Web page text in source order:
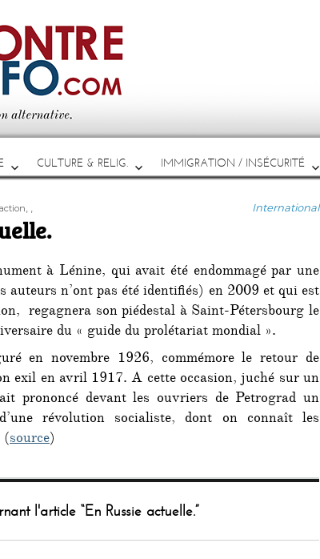
CULTURE & RELIG. IMMIGRATION / INSÉCURITÉ
Catégories
International
, ,
à Lénine, qui avait été endommagé par une
auteurs n’ont pas été identifiés) en 2009 et qui est
regagnera son piédestal à Saint-Pétersbourg le
du « guide du prolétariat mondial ».
en novembre 1926, commémore le retour de
exil en avril 1917. A cette occasion, juché sur un
prononcé devant les ouvriers de Petrograd un
révolution socialiste, dont on connaît les
(source)
l'article “En Russie actuelle.”